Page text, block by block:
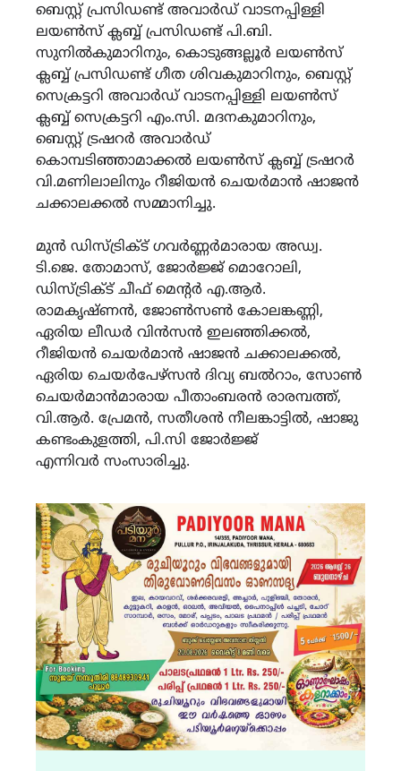
ബെസ്റ്റ് പ്രസിഡണ്ട് അവാര്‍ഡ് വാടനപ്പിള്ളി
ലയണ്‍സ് ക്ലബ്ബ് പ്രസിഡണ്ട് പി.ബി.
സുനില്‍കുമാറിനും, കൊടുങ്ങല്ലൂര്‍ ലയണ്‍സ്
ക്ലബ്ബ് പ്രസിഡണ്ട് ഗീത ശിവകുമാറിനും, ബെസ്റ്റ്
സെക്രട്ടറി അവാര്‍ഡ് വാടനപ്പിള്ളി ലയണ്‍സ്
ക്ലബ്ബ് സെക്രട്ടറി എം.സി. മദനകുമാറിനും,
ബെസ്റ്റ് ട്രഷറര്‍ അവാര്‍ഡ്
കൊമ്പടിഞ്ഞാമാക്കല്‍ ലയണ്‍സ് ക്ലബ്ബ് ട്രഷറര്‍
വി.മണിലാലിനും റീജിയന്‍ ചെയര്‍മാന്‍ ഷാജന്‍
ചക്കാലക്കല്‍ സമ്മാനിച്ചു.
മുന്‍ ഡിസ്ട്രിക്ട് ഗവര്‍ണ്ണര്‍മാരായ അഡ്വ.
ടി.ജെ. തോമാസ്, ജോര്‍ജ്ജ് മൊറോലി,
ഡിസ്ട്രിക്ട് ചീഫ് മെന്റര്‍ എ.ആര്‍.
രാമകൃഷ്ണന്‍, ജോണ്‍സണ്‍ കോലങ്കണ്ണി,
ഏരിയ ലീഡര്‍ വിന്‍സന്‍ ഇലഞ്ഞിക്കല്‍,
റീജിയന്‍ ചെയര്‍മാന്‍ ഷാജന്‍ ചക്കാലക്കല്‍,
ഏരിയ ചെയര്‍പേഴ്‌സന്‍ ദിവ്യ ബല്‍റാം, സോണ്‍
ചെയര്‍മാന്‍മാരായ പീതാംബരന്‍ രാരമ്പത്ത്,
വി.ആര്‍. പ്രേമന്‍, സതീശന്‍ നീലങ്കാട്ടില്‍, ഷാജു
കണ്ടംകുളത്തി, പി.സി ജോര്‍ജ്ജ്
എന്നിവര്‍ സംസാരിച്ചു.